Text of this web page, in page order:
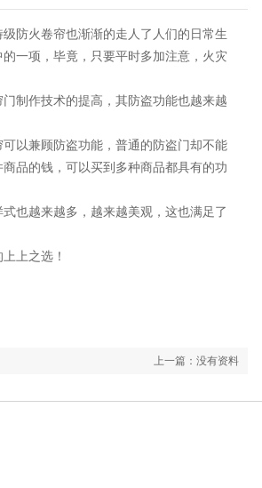
防火卷帘也渐渐的走人了人们的日常生
一项，毕竟，只要平时多加注意，火灾
制作技术的提高，其防盗功能也越来越
以兼顾防盗功能，普通的防盗门却不能
品的钱，可以买到多种商品都具有的功
也越来越多，越来越美观，这也满足了
上之选！
上一篇： 没有资料